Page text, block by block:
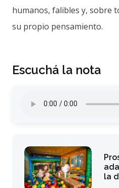
humanos, falibles y, sobre
su propio pensamiento.
Escuchá la nota
la